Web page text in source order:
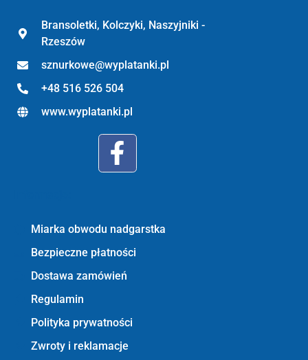
Bransoletki, Kolczyki, Naszyjniki -
Rzeszów
sznurkowe@wyplatanki.pl
+48 516 526 504
www.wyplatanki.pl
Miarka obwodu nadgarstka
Bezpieczne płatności
Dostawa zamówień
Regulamin
Polityka prywatności
Zwroty i reklamacje